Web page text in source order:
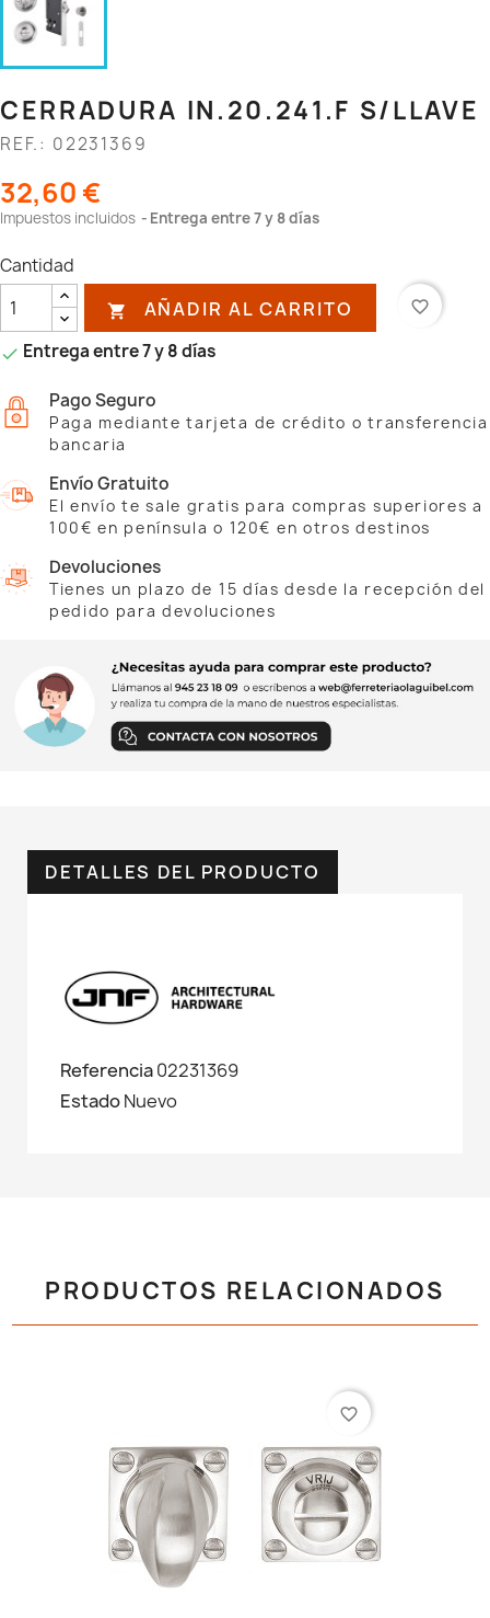
CERRADURA IN.20.241.F S/LLAVE
REF.: 02231369
32,60 €
Impuestos incluidos Entrega entre 7 y 8 días
Cantidad
 AÑADIR AL CARRITO favorite_border
 Entrega entre 7 y 8 días
Pago Seguro
Paga mediante tarjeta de crédito o transferencia
bancaria
Envío Gratuito
El envío te sale gratis para compras superiores a
100€ en península o 120€ en otros destinos
Devoluciones
Tienes un plazo de 15 días desde la recepción del
pedido para devoluciones
DETALLES DEL PRODUCTO
Referencia02231369
EstadoNuevo
PRODUCTOS RELACIONADOS
favorite_border